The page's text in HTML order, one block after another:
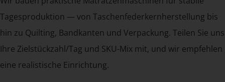
Tagesproduktion — von Taschenfederkernherstellung bis
hin zu Quilting, Bandkanten und Verpackung. Teilen Sie uns
Ihre Zielstückzahl/Tag und SKU-Mix mit, und wir empfehlen
eine realistische Einrichtung.